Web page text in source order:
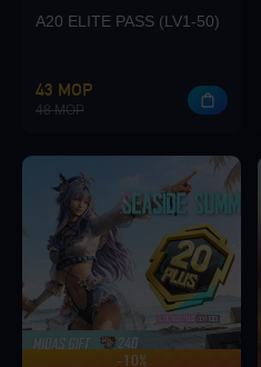
A20 ELITE PASS (LV1-50)
43 MOP
48 MOP
-10%